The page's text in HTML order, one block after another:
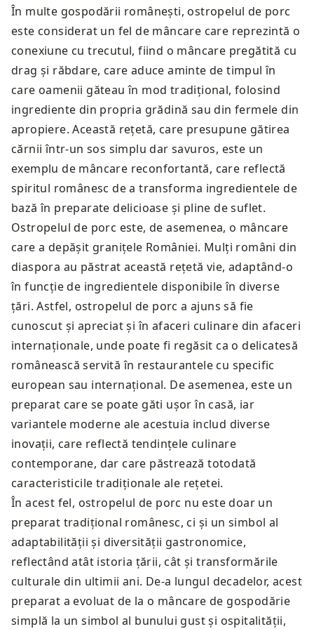
În multe gospodării românești, ostropelul de porc
este considerat un fel de mâncare care reprezintă o
conexiune cu trecutul, fiind o mâncare pregătită cu
drag și răbdare, care aduce aminte de timpul în
care oamenii găteau în mod tradițional, folosind
ingrediente din propria grădină sau din fermele din
apropiere. Această rețetă, care presupune gătirea
cărnii într-un sos simplu dar savuros, este un
exemplu de mâncare reconfortantă, care reflectă
spiritul românesc de a transforma ingredientele de
bază în preparate delicioase și pline de suflet.
Ostropelul de porc este, de asemenea, o mâncare
care a depășit granițele României. Mulți români din
diaspora au păstrat această rețetă vie, adaptând-o
în funcție de ingredientele disponibile în diverse
țări. Astfel, ostropelul de porc a ajuns să fie
cunoscut și apreciat și în afaceri culinare din afaceri
internaționale, unde poate fi regăsit ca o delicatesă
românească servită în restaurantele cu specific
european sau internațional. De asemenea, este un
preparat care se poate găti ușor în casă, iar
variantele moderne ale acestuia includ diverse
inovații, care reflectă tendințele culinare
contemporane, dar care păstrează totodată
caracteristicile tradiționale ale rețetei.
În acest fel, ostropelul de porc nu este doar un
preparat tradițional românesc, ci și un simbol al
adaptabilității și diversității gastronomice,
reflectând atât istoria țării, cât și transformările
culturale din ultimii ani. De-a lungul decadelor, acest
preparat a evoluat de la o mâncare de gospodărie
simplă la un simbol al bunului gust și ospitalității,